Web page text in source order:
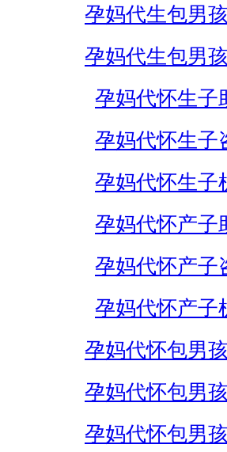
孕妈代生包男
孕妈代生包男
孕妈代怀生子
孕妈代怀生子
孕妈代怀生子
孕妈代怀产子
孕妈代怀产子
孕妈代怀产子
孕妈代怀包男
孕妈代怀包男
孕妈代怀包男